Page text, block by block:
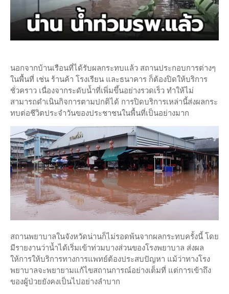
นอกจากบ้านเรือนที่ได้รับผลกระทบแล้ว สถานประกอบการต่างๆ
ในพื้นที่ เช่น ร้านค้า โรงเรียน และธนาคาร ก็ต้องปิดให้บริการ
ชั่วคราว เนื่องจากระดับน้ำที่เพิ่มขึ้นอย่างรวดเร็ว ทำให้ไม่
สามารถดำเนินกิจการตามปกติได้ การปิดบริการเหล่านี้ส่งผลกระ
ทบต่อชีวิตประจำวันของประชาชนในพื้นที่เป็นอย่างมาก
สถานพยาบาลในจังหวัดน่านก็ไม่รอดพ้นจากผลกระทบครั้งนี้ โดย
มีรายงานว่าน้ำได้เริ่มเข้าท่วมบางส่วนของโรงพยาบาล ส่งผล
ให้การให้บริการทางการแพทย์ต้องประสบปัญหา แม้ว่าทางโรง
พยาบาลจะพยายามแก้ไขสถานการณ์อย่างเต็มที่ แต่การเข้าถึง
ของผู้ป่วยยังคงเป็นไปอย่างลำบาก